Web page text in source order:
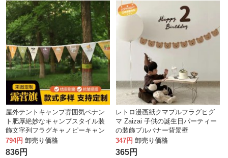
屋外テントキャンプ雰囲気ペナン
ト肥厚絶妙なキャンプスタイル装
飾文字列フラグキャノピーキャン
プキャンプ吊り旗
794円 卸売り価格
836円
レトロ漫画紙クマプルフラグヒグ
マ Zaizai 子供の誕生日パーティー
の装飾プルバナー背景壁
347円 卸売り価格
365円